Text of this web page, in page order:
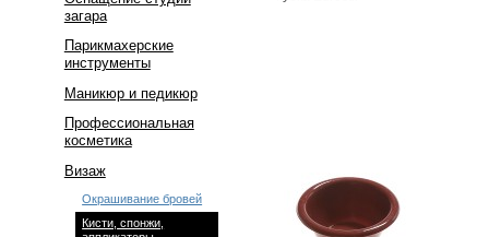
загара
Парикмахерские
инструменты
Маникюр и педикюр
Профессиональная
косметика
Визаж
Окрашивание бровей
Кисти, спонжи,